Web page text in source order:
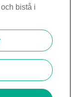
förbehållna.
bistå i